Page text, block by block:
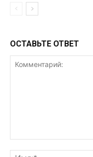
ОСТАВЬТЕ ОТВЕТ